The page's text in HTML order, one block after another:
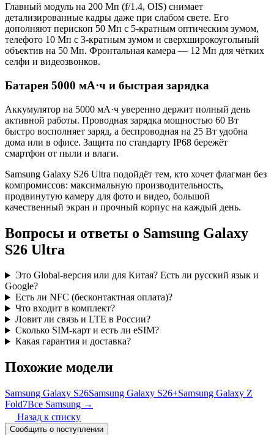
Главный модуль на 200 Мп (f/1.4, OIS) снимает
детализированные кадры даже при слабом свете. Его
дополняют перископ 50 Мп с 5-кратным оптическим зумом,
телефото 10 Мп с 3-кратным зумом и сверхширокоугольный
объектив на 50 Мп. Фронтальная камера — 12 Мп для чётких
селфи и видеозвонков.
Батарея 5000 мА·ч и быстрая зарядка
Аккумулятор на 5000 мА·ч уверенно держит полный день
активной работы. Проводная зарядка мощностью 60 Вт
быстро восполняет заряд, а беспроводная на 25 Вт удобна
дома или в офисе. Защита по стандарту IP68 бережёт
смартфон от пыли и влаги.
Samsung Galaxy S26 Ultra подойдёт тем, кто хочет флагман без
компромиссов: максимальную производительность,
продвинутую камеру для фото и видео, большой
качественный экран и прочный корпус на каждый день.
Вопросы и ответы о Samsung Galaxy
S26 Ultra
Это Global-версия или для Китая? Есть ли русский язык и
Google?
Есть ли NFC (бесконтактная оплата)?
Что входит в комплект?
Ловит ли связь и LTE в России?
Сколько SIM-карт и есть ли eSIM?
Какая гарантия и доставка?
Похожие модели
Samsung Galaxy S26Samsung Galaxy S26+Samsung Galaxy Z
Fold7Все Samsung →
Назад к списку
Сообщить о поступлении